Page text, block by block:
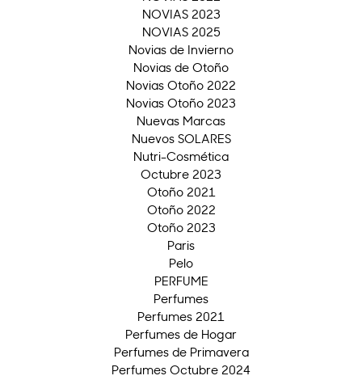
NOVIAS 2023
NOVIAS 2025
Novias de Invierno
Novias de Otoño
Novias Otoño 2022
Novias Otoño 2023
Nuevas Marcas
Nuevos SOLARES
Nutri-Cosmética
Octubre 2023
Otoño 2021
Otoño 2022
Otoño 2023
Paris
Pelo
PERFUME
Perfumes
Perfumes 2021
Perfumes de Hogar
Perfumes de Primavera
Perfumes Octubre 2024